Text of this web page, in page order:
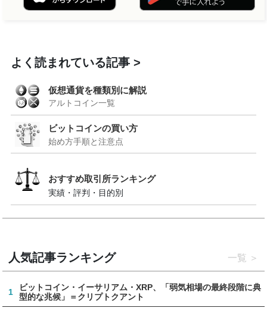
よく読まれている記事
仮想通貨を種類別に解説
アルトコイン一覧
ビットコインの買い方
始め方手順と注意点
おすすめ取引所ランキング
実績・評判・目的別
人気記事ランキング 一覧
1
ビットコイン・イーサリアム・XRP、「弱気相場の最終段階に典
型的な兆候」＝クリプトクアント